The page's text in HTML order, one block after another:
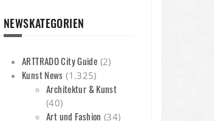
NEWSKATEGORIEN
ARTTRADO City Guide (2)
Kunst News (1.325)
Architektur & Kunst
(40)
Art und Fashion (34)